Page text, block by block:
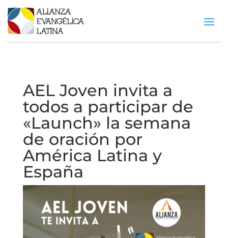
AEL Joven invita a
todos a participar de
«Launch» la semana
de oración por
América Latina y
España